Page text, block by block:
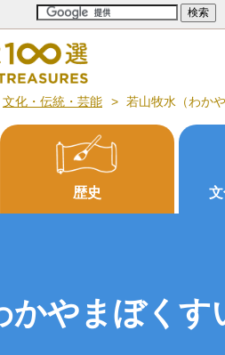
文化・伝統・芸能 若山牧水（わか
歴史
やまぼくす